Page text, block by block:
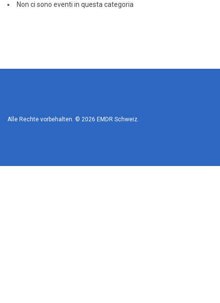
Non ci sono eventi in questa categoria
Alle Rechte vorbehalten. © 2026 EMDR Schweiz.